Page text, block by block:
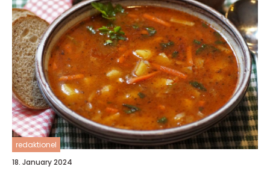
redaktionel
18. January 2024